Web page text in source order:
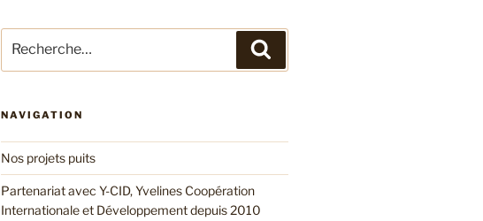
pour
:
NAVIGATION
Nos projets puits
Partenariat avec Y-CID, Yvelines Coopération
Internationale et Développement depuis 2010